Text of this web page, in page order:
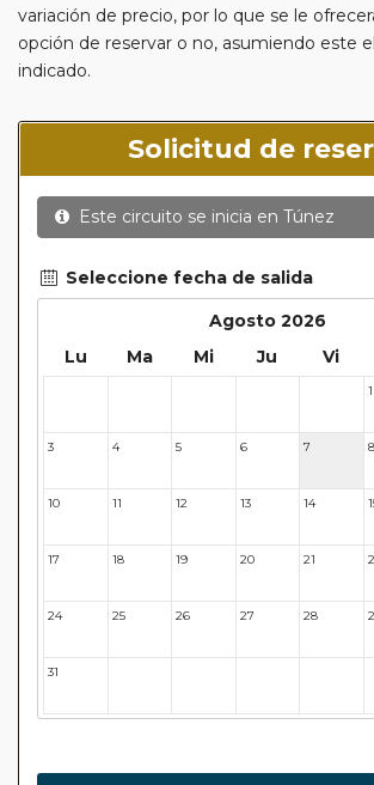
variación de precio, por lo que se le
opción de reservar o no, asumiendo este
indicado.
Solicitud de
Este circuito se inicia en Túnez
Seleccione fecha de salida
Agosto 2026
Lu Ma Mi Ju Vi
1
3 4 5 6 7 8
10 11 12 13 14
17 18 19 20 21
24 25 26 27 28
31